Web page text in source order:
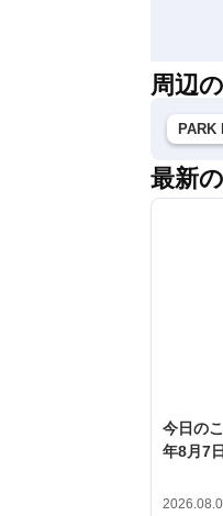
周辺
PARK
最新
今日の
年8月7